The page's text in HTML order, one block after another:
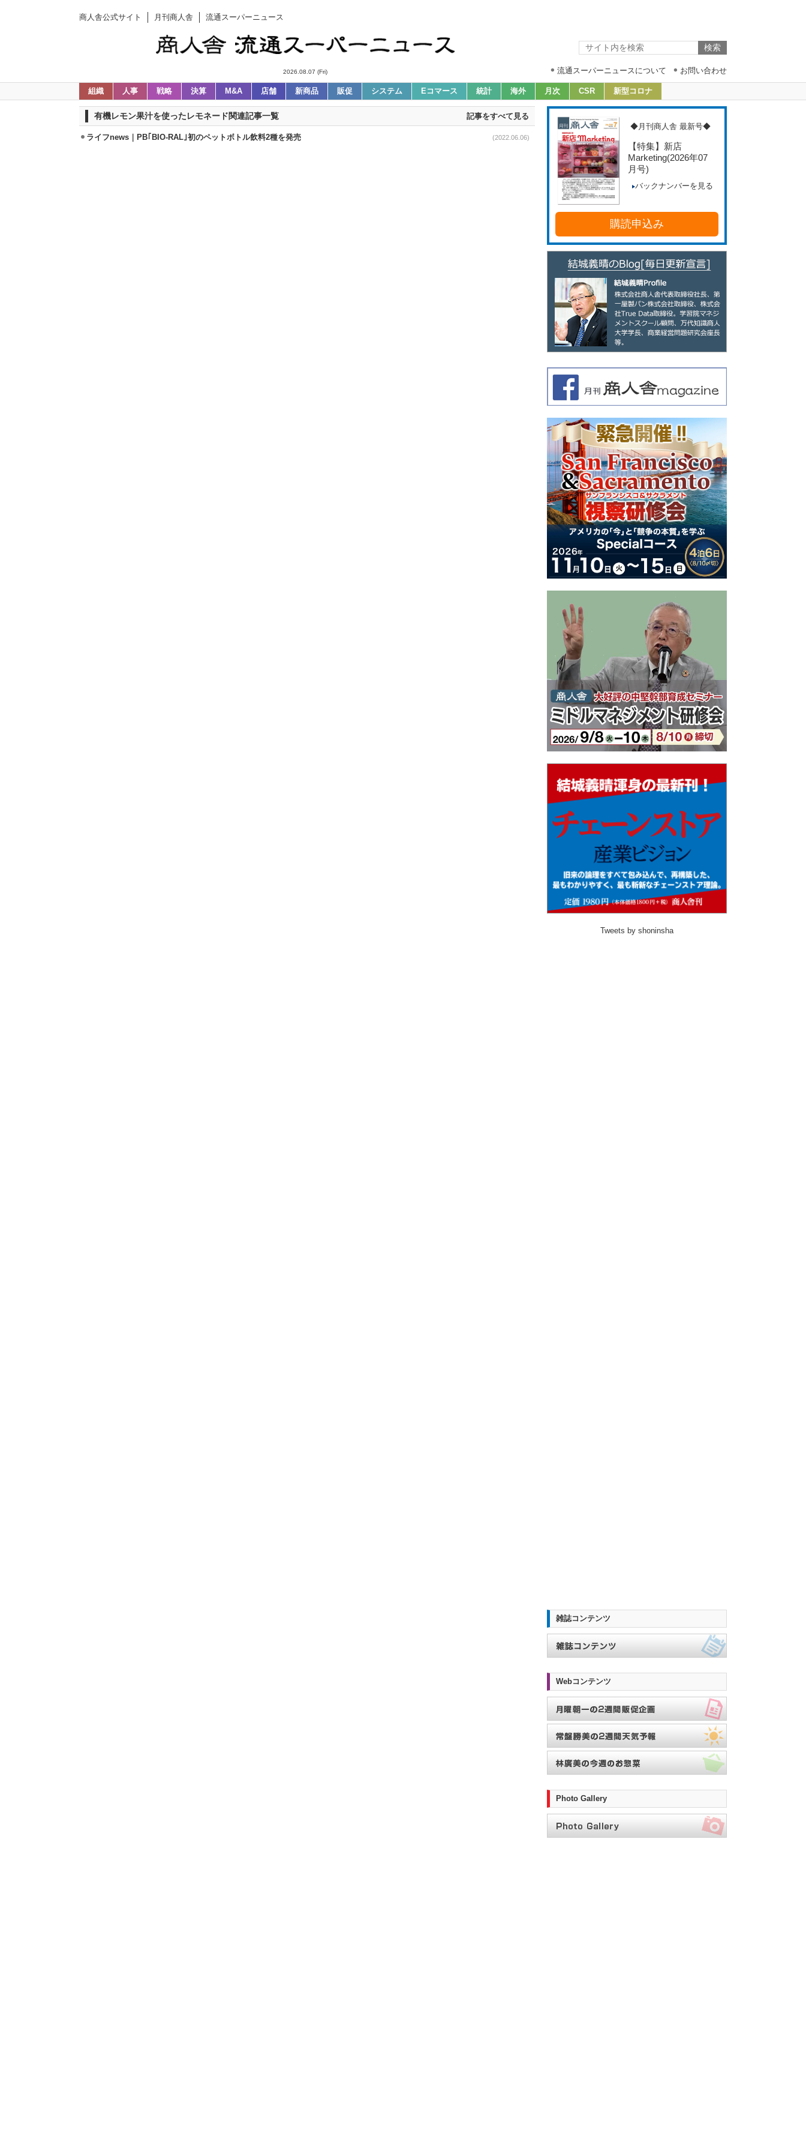
商人舎公式サイト 月刊商人舎 流通スーパーニュース
2026.08.07 (Fri) 流通スーパーニュースについて お問い合わせ
組織 人事 戦略 決算 M&A 店舗 新商品 販促 システム Eコマース 統計 海外 月次 CSR 新型コロナ
有機レモン果汁を使ったレモネード関連記事一覧 記事をすべて見る
ライフnews｜PB｢BIO-RAL｣初のペットボトル飲料2種を発売 (2022.06.06)
◆月刊商人舎 最新号◆
【特集】新店
Marketing(2026年07
月号)
バックナンバーを見る
購読申込み
Tweets by shoninsha
雑誌コンテンツ
Webコンテンツ
Photo Gallery